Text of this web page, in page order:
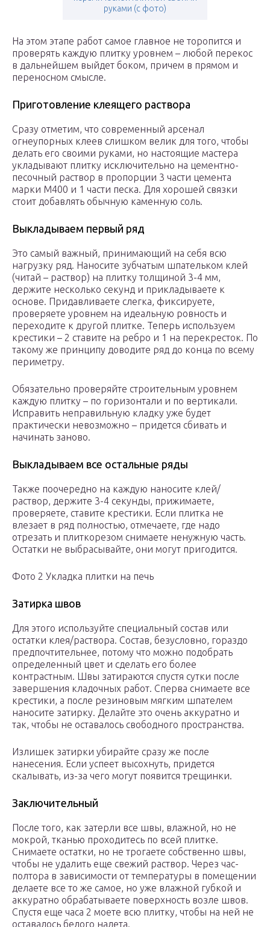
руками (с фото)
На этом этапе работ самое главное не торопится и
проверять каждую плитку уровнем – любой перекос
в дальнейшем выйдет боком, причем в прямом и
переносном смысле.
Приготовление клеящего раствора
Сразу отметим, что современный арсенал
огнеупорных клеев слишком велик для того, чтобы
делать его своими руками, но настоящие мастера
укладывают плитку исключительно на цементно-
песочный раствор в пропорции 3 части цемента
марки М400 и 1 части песка. Для хорошей связки
стоит добавлять обычную каменную соль.
Выкладываем первый ряд
Это самый важный, принимающий на себя всю
нагрузку ряд. Наносите зубчатым шпательком клей
(читай – раствор) на плитку толщиной 3-4 мм,
держите несколько секунд и прикладываете к
основе. Придавливаете слегка, фиксируете,
проверяете уровнем на идеальную ровность и
переходите к другой плитке. Теперь используем
крестики – 2 ставите на ребро и 1 на перекресток. По
такому же принципу доводите ряд до конца по всему
периметру.
Обязательно проверяйте строительным уровнем
каждую плитку – по горизонтали и по вертикали.
Исправить неправильную кладку уже будет
практически невозможно – придется сбивать и
начинать заново.
Выкладываем все остальные ряды
Также поочередно на каждую наносите клей/
раствор, держите 3-4 секунды, прижимаете,
проверяете, ставите крестики. Если плитка не
влезает в ряд полностью, отмечаете, где надо
отрезать и плиткорезом снимаете ненужную часть.
Остатки не выбрасывайте, они могут пригодится.
Фото 2 Укладка плитки на печь
Затирка швов
Для этого используйте специальный состав или
остатки клея/раствора. Состав, безусловно, гораздо
предпочтительнее, потому что можно подобрать
определенный цвет и сделать его более
контрастным. Швы затираются спустя сутки после
завершения кладочных работ. Сперва снимаете все
крестики, а после резиновым мягким шпателем
наносите затирку. Делайте это очень аккуратно и
так, чтобы не оставалось свободного пространства.
Излишек затирки убирайте сразу же после
нанесения. Если успеет высохнуть, придется
скалывать, из-за чего могут появится трещинки.
Заключительный
После того, как затерли все швы, влажной, но не
мокрой, тканью проходитесь по всей плитке.
Снимаете остатки, но не трогаете собственно швы,
чтобы не удалить еще свежий раствор. Через час-
полтора в зависимости от температуры в помещении
делаете все то же самое, но уже влажной губкой и
аккуратно обрабатываете поверхность возле швов.
Спустя еще часа 2 моете всю плитку, чтобы на ней не
оставалось белого налета.